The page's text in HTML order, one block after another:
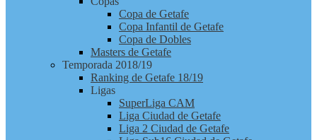
Copa de Getafe
Copa Infantil de Getafe
Copa de Dobles
Masters de Getafe
Temporada 2018/19
Ranking de Getafe 18/19
Ligas
SuperLiga CAM
Liga Ciudad de Getafe
Liga 2 Ciudad de Getafe